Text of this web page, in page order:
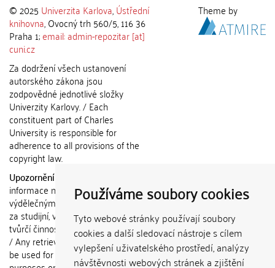
Používáme soubory cookies
Tyto webové stránky používají soubory
cookies a další sledovací nástroje s cílem
vylepšení uživatelského prostředí, analýzy
návštěvnosti webových stránek a zjištění
© 2025 Univerzita Karlova,Ústřední
knihovna, Ovocný trh 560/5, 116 36
Praha 1;email: admin-repozitar [at]
cuni.cz
Za dodržení všech ustanovení
autorského zákona jsou
zodpovědné jednotlivé složky
Univerzity Karlovy. / Each
constituent part of Charles
University is responsible for
adherence to all provisions of the
copyright law.
Upozornění / Notice:
informace nemohou být použity k
výdělečným účelům nebo vydávány
za studijní, vědeckou nebo jinou
tvůrčí činnost jiné osoby než autora.
/ Any retrieved information shall not
be used for any commercial
Theme by